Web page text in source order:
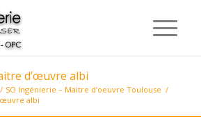
d’œuvre albi
/ SO Ingénierie – Maitre d’oeuvre Toulouse /
albi